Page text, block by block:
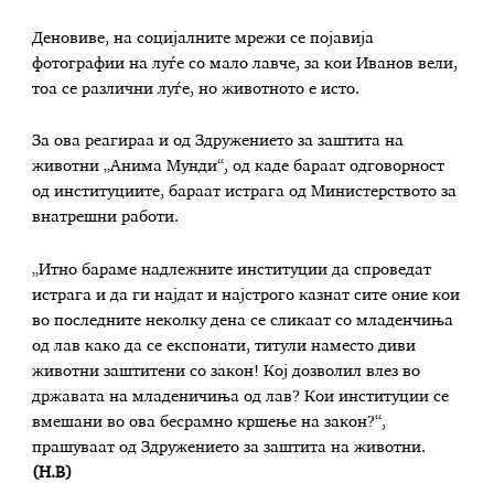
Деновиве, на социјалните мрежи се појавија
фотографии на луѓе со мало лавче, за кои Иванов вели,
тоа се различни луѓе, но животното е исто.
За ова реагираа и од Здружението за заштита на
животни „Анима Мунди“, од каде бараат одговорност
од институциите, бараат истрага од Министерството за
внатрешни работи.
„Итно бараме надлежните институции да спроведат
истрага и да ги најдат и најстрого казнат сите оние кои
во последните неколку дена се сликаат со младенчиња
од лав како да се експонати, титули наместо диви
животни заштитени со закон! Кој дозволил влез во
државата на младеничиња од лав? Кои институции се
вмешани во ова бесрамно кршење на закон?“,
прашуваат од Здружението за заштита на животни.
(Н.В)